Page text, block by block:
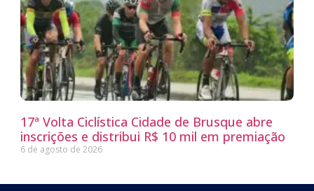
17ª Volta Ciclística Cidade de Brusque abre
inscrições e distribui R$ 10 mil em premiação
6 de agosto de 2026